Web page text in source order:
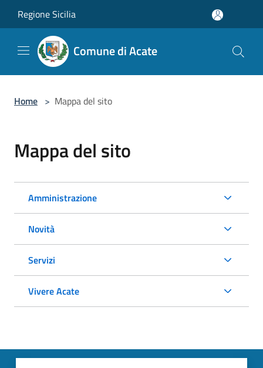
Regione Sicilia
Comune di Acate
Home > Mappa del sito
Mappa del sito
Amministrazione
Novità
Servizi
Vivere Acate